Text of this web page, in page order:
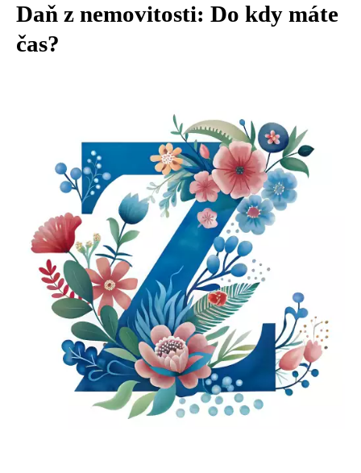
Daň z nemovitosti: Do kdy máte
čas?